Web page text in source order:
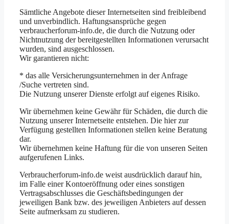
Sämtliche Angebote dieser Internetseiten sind freibleibend
und unverbindlich. Haftungsansprüche gegen
verbraucherforum-info.de, die durch die Nutzung oder
Nichtnutzung der bereitgestellten Informationen verursacht
wurden, sind ausgeschlossen.
Wir garantieren nicht:
* das alle Versicherungsunternehmen in der Anfrage
/Suche vertreten sind.
Die Nutzung unserer Dienste erfolgt auf eigenes Risiko.
Wir übernehmen keine Gewähr für Schäden, die durch die
Nutzung unserer Internetseite entstehen. Die hier zur
Verfügung gestellten Informationen stellen keine Beratung
dar.
Wir übernehmen keine Haftung für die von unseren Seiten
aufgerufenen Links.
Verbraucherforum-info.de weist ausdrücklich darauf hin,
im Falle einer Kontoeröffnung oder eines sonstigen
Vertragsabschlusses die Geschäftsbedingungen der
jeweiligen Bank bzw. des jeweiligen Anbieters auf dessen
Seite aufmerksam zu studieren.